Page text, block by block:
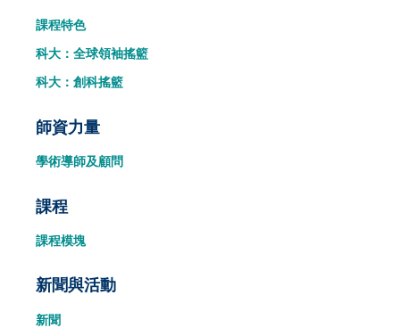
navigation
課程特色
科大：全球領袖搖籃
科大：創科搖籃
師資力量
學術導師及顧問
課程
課程模塊
新聞與活動
新聞